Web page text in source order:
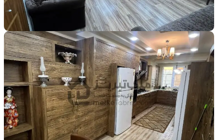
اوکازیون
قابل معاوضه
متراژ